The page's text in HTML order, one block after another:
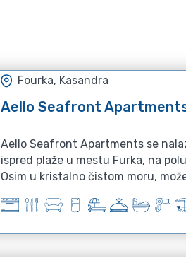
Fourka, Kasandra
Aello Seafront
Aello Seafront Apartments se
ispred plaže u mestu Furka, na
Osim u kristalno čistom moru,